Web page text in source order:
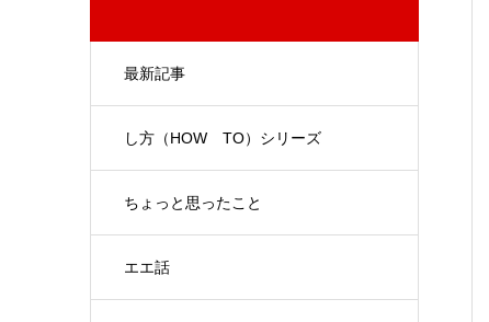
最新記事
し方（HOW TO）シリーズ
ちょっと思ったこと
エエ話